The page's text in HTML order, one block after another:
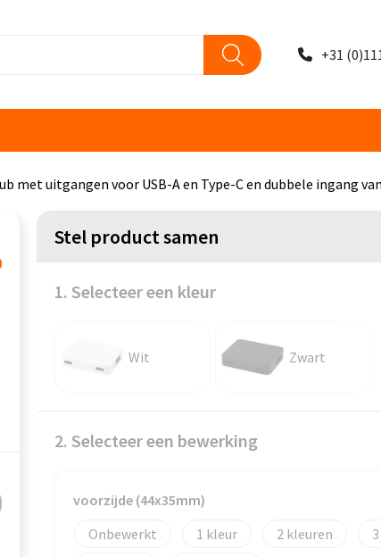
+31
met uitgangen voor USB-A en Type-C en dubbele ingang
Stel product samen
1. Selecteer een kleur
Wit Zwart
2. Selecteer een bewerking
voorzijde (44x35mm)
Onbewerkt
1 2
3